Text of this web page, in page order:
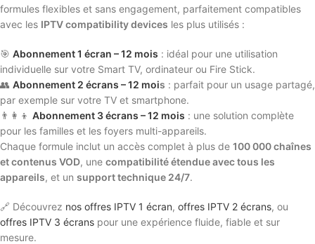
formules flexibles et sans engagement, parfaitement compatibles
avec les IPTV compatibility devices les plus utilisés :
🎯 Abonnement 1 écran – 12 mois : idéal pour une utilisation
individuelle sur votre Smart TV, ordinateur ou Fire Stick.
👥 Abonnement 2 écrans – 12 mois : parfait pour un usage partagé,
par exemple sur votre TV et smartphone.
👨‍👩‍👦 Abonnement 3 écrans – 12 mois : une solution complète
pour les familles et les foyers multi-appareils.
Chaque formule inclut un accès complet à plus de 100 000 chaînes
et contenus VOD, une compatibilité étendue avec tous les
appareils, et un support technique 24/7.
🔗 Découvrez nos offres IPTV 1 écran, offres IPTV 2 écrans, ou
offres IPTV 3 écrans pour une expérience fluide, fiable et sur
mesure.